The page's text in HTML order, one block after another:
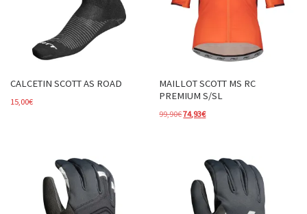
CALCETIN SCOTT AS ROAD
15,00€
MAILLOT SCOTT MS RC
PREMIUM S/SL
99,90€El precio original era: 99,90€.
74,93€El precio actual es: 74,93€.